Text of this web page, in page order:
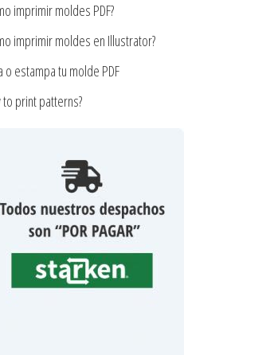
imprimir moldes PDF?
imprimir moldes en Illustrator?
o estampa tu molde PDF
to print patterns?